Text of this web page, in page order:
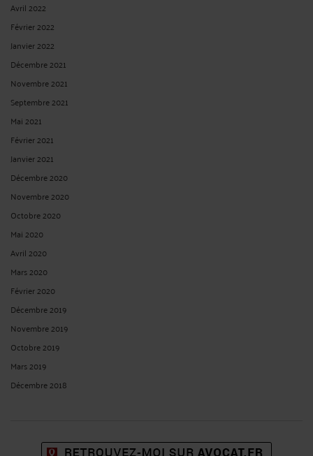
Avril 2022
Février 2022
Janvier 2022
Décembre 2021
Novembre 2021
Septembre 2021
Mai 2021
Février 2021
Janvier 2021
Décembre 2020
Novembre 2020
Octobre 2020
Mai 2020
Avril 2020
Mars 2020
Février 2020
Décembre 2019
Novembre 2019
Octobre 2019
Mars 2019
Décembre 2018